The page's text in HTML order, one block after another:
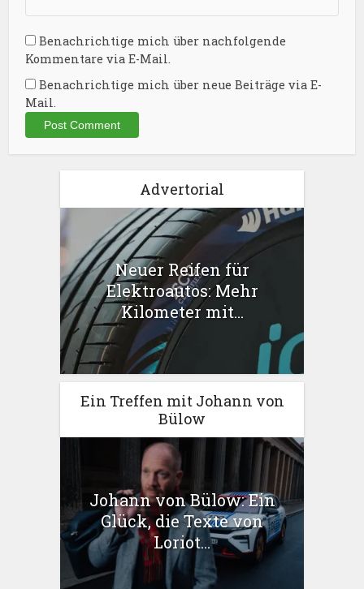
Benachrichtige mich über nachfolgende
Kommentare via E-Mail.
Benachrichtige mich über neue Beiträge via E-
Mail.
Advertorial
Neuer Reifen für
Elektroautos: Mehr
Kilometer mit...
Ein Treffen mit Johann von
Bülow
Johann von Bülow: Ein
Glück, die Texte von
Loriot...